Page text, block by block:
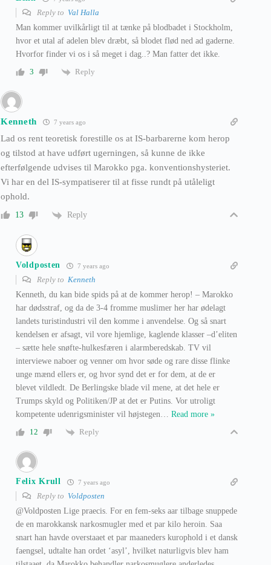
Reply to Val Halla
Man kommer uvilkårligt til at tænke på blodbadet i Stockholm,
hvor et utal af adelen blev dræbt, så blodet flød ned ad gaderne.
Hvorfor finder vi os i så meget i dag..? Man fatter det ikke.
3
Reply
Kenneth 7 years ago
Lad os rent teoretisk forestille os at IS-barbarerne kom herop
og tilstod at have udført ugerningen, så kunne de ikke
efterfølgende udvises til Marokko pga. konventionshysteriet.
Vi har en del IS-sympatiserer til at fisse rundt på utåleligt
ophold.
13 Reply
Voldposten 7 years ago
Reply to Kenneth
Kenneth, du kan bide spids på at de kommer herop! – Marokko
har dødsstraf, og da de 3-4 fromme muslimer her har ødelagt
landets turistindustri vil den komme i anvendelse. Og så snart
kendelsen er afsagt, vil vore hjemlige, kaglende klasser –d’eliten
– sætte hele snøfte-hulkesfæren i alarmberedskab. TV vil
interviewe naboer og venner om hvor søde og rare disse flinke
unge mænd ellers er, og hvor synd det er for dem, at de er
blevet vildledt. De Berlingske blade vil mene, at det hele er
Trumps skyld og Politiken/JP at det er Putins. Vor utroligt
kompetente udenrigsminister vil højstegen
Read more »
12
Reply
Felix Krull 7 years ago
Reply to Voldposten
@Voldposten Lige praecis. For en fem-seks aar tilbage snuppede
de en marokkansk narkosmugler med et par kilo heroin. Saa
snart han havde overstaaet et par maaneders kurophold i et dansk
faengsel, udtalte han ordet ‘asyl’, hvilket naturligvis blev ham